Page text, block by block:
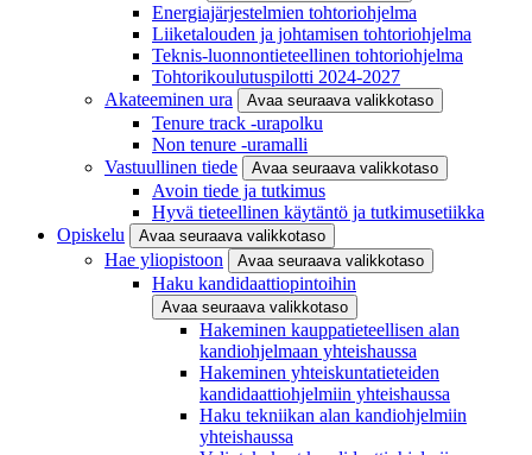
Energiajärjestelmien tohtoriohjelma
Liiketalouden ja johtamisen tohtoriohjelma
Teknis-luonnontieteellinen tohtoriohjelma
Tohtorikoulutuspilotti 2024-2027
Akateeminen ura
Avaa seuraava valikkotaso
Tenure track -urapolku
Non tenure -uramalli
Vastuullinen tiede
Avaa seuraava valikkotaso
Avoin tiede ja tutkimus
Hyvä tieteellinen käytäntö ja tutkimusetiikka
Opiskelu
Avaa seuraava valikkotaso
Hae yliopistoon Avaa seuraava valikkotaso
Haku kandidaattiopintoihin
Avaa seuraava valikkotaso
Hakeminen kauppatieteellisen alan
kandiohjelmaan yhteishaussa
Hakeminen yhteiskuntatieteiden
kandidaattiohjelmiin yhteishaussa
Haku tekniikan alan kandiohjelmiin
yhteishaussa